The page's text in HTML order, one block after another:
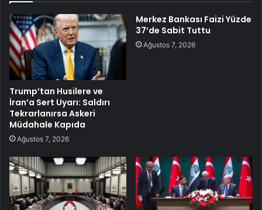
Trump’tan Husilere ve
İran’a Sert Uyarı: Saldırı
Tekrarlanırsa Askeri
Müdahale Kapıda
Ağustos 7, 2026
Merkez Bankası Faizi Yüzde
37’de Sabit Tuttu
Ağustos 7, 2026